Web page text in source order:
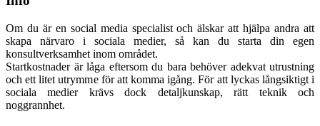
Om du är en social media specialist och älskar att hjälpa andra att
skapa närvaro i sociala medier, så kan du starta din egen
konsultverksamhet inom området.
Startkostnader är låga eftersom du bara behöver adekvat utrustning
och ett litet utrymme för att komma igång. För att lyckas långsiktigt i
sociala medier krävs dock detaljkunskap, rätt teknik och
noggrannhet.